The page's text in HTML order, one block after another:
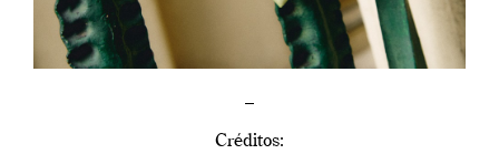
–
Créditos: